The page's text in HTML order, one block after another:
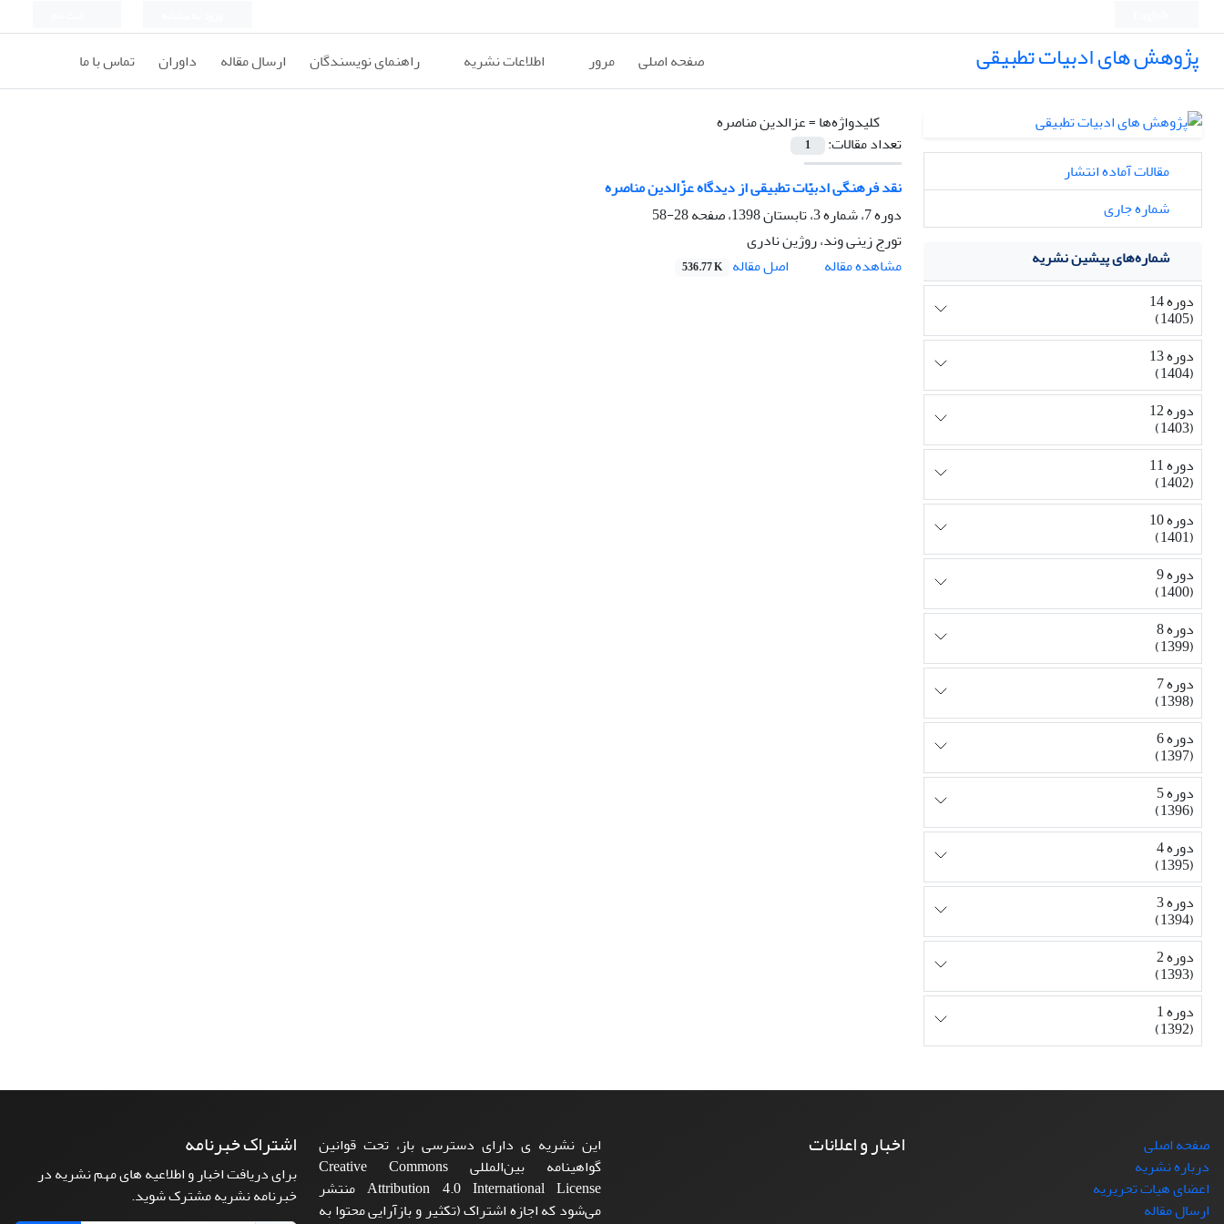
پژوهش های ادبیات تطبیقی صفحه اصلی مرور اطلاعات نشریه راهنمای نویسندگان ارسال مقاله داوران تماس با ما
کلیدواژه‌ها =عزالدین مناصره
تعداد مقالات:
1
نقد فرهنگی ادبیّات تطبیقی از دیدگاه عزّالدین مناصره
دوره 7، شماره 3، تابستان 1398، صفحه
28-58
تورج زینی وند، روژین نادری
مشاهده مقاله
اصل مقاله 536.77 K
مقالات آماده انتشار
شماره جاری
شماره‌های پیشین نشریه
دوره 14
(1405)
دوره 13
(1404)
دوره 12
(1403)
دوره 11
(1402)
دوره 10
(1401)
دوره 9
(1400)
دوره 8
(1399)
دوره 7
(1398)
دوره 6
(1397)
دوره 5
(1396)
دوره 4
(1395)
دوره 3
(1394)
دوره 2
(1393)
دوره 1
(1392)
صفحه اصلی
درباره نشریه
اعضای هیات تحریریه
ارسال مقاله
اخبار و اعلانات
این نشریه ی دارای دسترسی باز، تحت قوانین
گواهینامه بین‌المللی Creative Commons
Attribution 4.0 International License منتشر
می‌شود که اجازه اشتراک (تکثیر و بازآرایی محتوا به
اشتراک خبرنامه
برای دریافت اخبار و اطلاعیه های مهم نشریه در
خبرنامه نشریه مشترک شوید.